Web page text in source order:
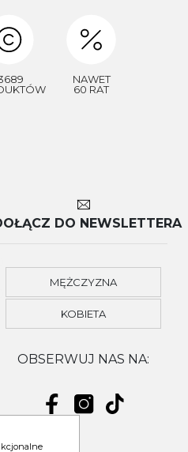
NAWET
60 RAT
DO NEWSLETTERA
MĘŻCZYZNA
KOBIETA
OBSERWUJ NAS NA: